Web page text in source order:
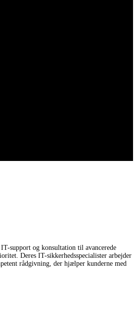
support og konsultation til avancerede
Deres IT-sikkerhedsspecialister arbejder
rådgivning, der hjælper kunderne med